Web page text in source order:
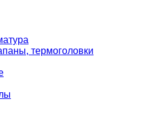
термоголовки